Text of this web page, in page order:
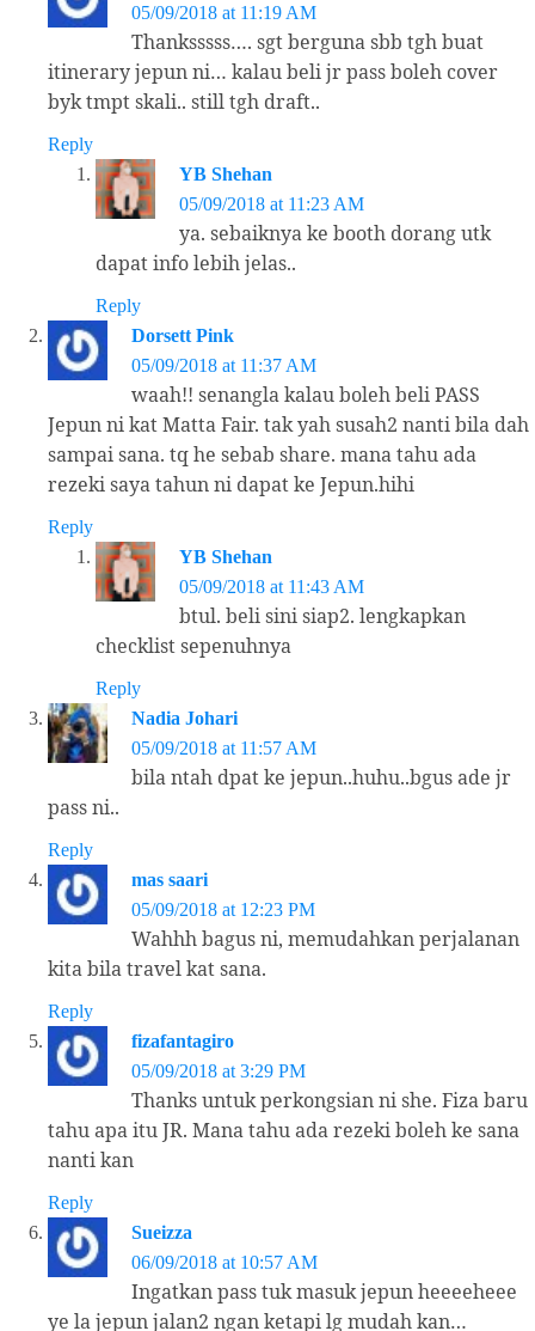
05/09/2018 at 11:19 AM
Thanksssss…. sgt berguna sbb tgh buat
itinerary jepun ni… kalau beli jr pass boleh cover
byk tmpt skali.. still tgh draft..
Reply
YB Shehan
05/09/2018 at 11:23 AM
ya. sebaiknya ke booth dorang utk
dapat info lebih jelas..
Reply
Dorsett Pink
05/09/2018 at 11:37 AM
waah!! senangla kalau boleh beli PASS
Jepun ni kat Matta Fair. tak yah susah2 nanti bila dah
sampai sana. tq he sebab share. mana tahu ada
rezeki saya tahun ni dapat ke Jepun.hihi
Reply
YB Shehan
05/09/2018 at 11:43 AM
btul. beli sini siap2. lengkapkan
checklist sepenuhnya
Reply
Nadia Johari
05/09/2018 at 11:57 AM
bila ntah dpat ke jepun..huhu..bgus ade jr
pass ni..
Reply
mas saari
05/09/2018 at 12:23 PM
Wahhh bagus ni, memudahkan perjalanan
kita bila travel kat sana.
Reply
fizafantagiro
05/09/2018 at 3:29 PM
Thanks untuk perkongsian ni she. Fiza baru
tahu apa itu JR. Mana tahu ada rezeki boleh ke sana
nanti kan
Reply
Sueizza
06/09/2018 at 10:57 AM
Ingatkan pass tuk masuk jepun heeeeheee
ye la jepun jalan2 ngan ketapi lg mudah kan…